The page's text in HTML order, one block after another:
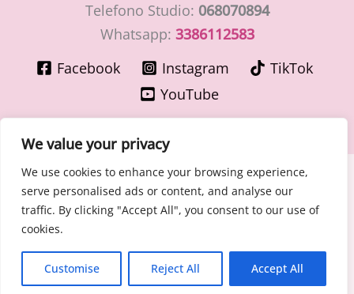
We value your privacy
We use cookies to enhance your browsing experience,
serve personalised ads or content, and analyse our
traffic. By clicking "Accept All", you consent to our use of
cookies.
Customise Reject All Accept All
Telefono Studio: 068070894
Whatsapp: 3386112583
Facebook
Instagram
TikTok
YouTube
Copyright © 2026 LaMiaGinecologa.com - Dott.ssa Cinzia
Pajoncini - Specialista in Ostetricia e Ginecologia
P.IVA 15400091003 – n° Ordine Medici di Roma 30776 del
Cookie - Privacy Policy